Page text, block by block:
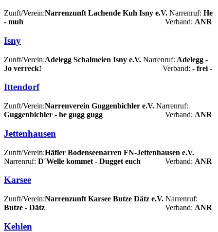
Zunft/Verein:Narrenzunft Lachende Kuh Isny e.V. Narrenruf: He
- muh
Verband: ANR
Isny
Zunft/Verein:Adelegg Schalmeien Isny e.V. Narrenruf: Adelegg -
Jo verreck!
Verband: - frei -
Ittendorf
Zunft/Verein:Narrenverein Guggenbichler e.V. Narrenruf:
Guggenbichler - he gugg gugg
Verband: ANR
Jettenhausen
Zunft/Verein:Häfler Bodenseenarren FN-Jettenhausen e.V.
Narrenruf: D´Welle kommet - Dugget euch Verband: ANR
Karsee
Zunft/Verein:Narrenzunft Karsee Butze Dätz e.V. Narrenruf:
Butze - Dätz
Verband: ANR
Kehlen